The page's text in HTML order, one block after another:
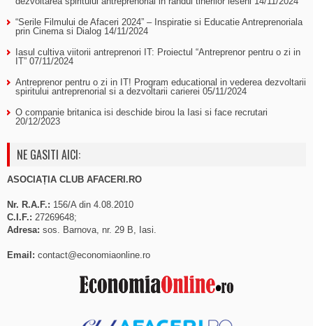
“Serile Filmului de Afaceri 2024” – Inspiratie si Educatie Antreprenoriala
prin Cinema si Dialog 14/11/2024
Iasul cultiva viitorii antreprenori IT: Proiectul “Antreprenor pentru o zi in
IT” 07/11/2024
Antreprenor pentru o zi in IT! Program educational in vederea dezvoltarii
spiritului antreprenorial si a dezvoltarii carierei 05/11/2024
O companie britanica isi deschide birou la Iasi si face recrutari
20/12/2023
NE GASITI AICI:
ASOCIAȚIA CLUB AFACERI.RO
Nr. R.A.F.: 156/A din 4.08.2010
C.I.F.: 27269648;
Adresa: sos. Barnova, nr. 29 B, Iasi.
Email: contact@economiaonline.ro